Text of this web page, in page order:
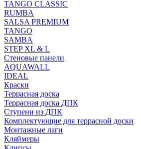
TANGO CLASSIC
RUMBA
SALSA PREMIUM
TANGO
SAMBA
STEP XL & L
Стеновые панели
AQUAWALL
IDEAL
Краски
Террасная доска
Террасная доска ДПК
Ступени из ДПК
Комплектующие для террасной доски
Монтажные лаги
Кляймеры